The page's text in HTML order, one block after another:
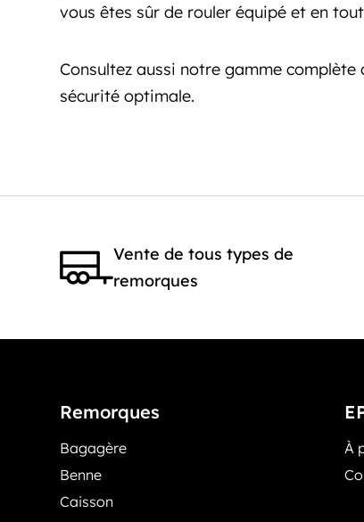
vous êtes sûr de rouler équipé et en
Consultez aussi notre gamme complète
sécurité optimale.
Vente de tous types de
remorques
Remorques
Bagagère
Benne
Caisson
À